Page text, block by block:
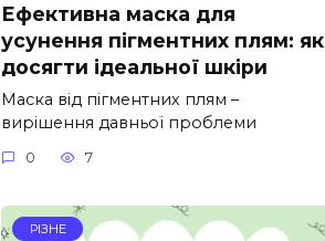
Ефективна маска для
усунення пігментних плям: як
досягти ідеальної шкіри
Маска від пігментних плям –
вирішення давньої проблеми
0 7
РІЗНЕ